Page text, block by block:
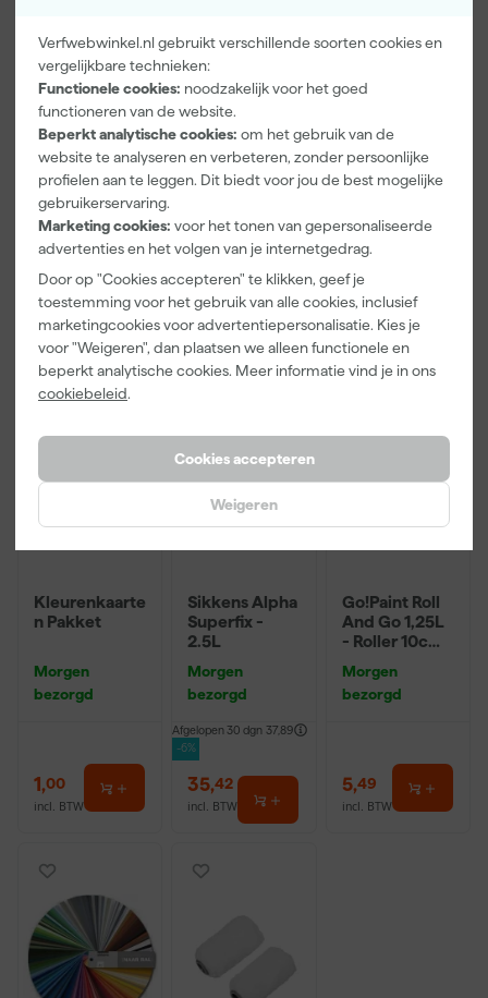
Verfwebwinkel.nl gebruikt verschillende soorten cookies en
vergelijkbare technieken:
Functionele cookies: noodzakelijk voor het goed
functioneren van de website.
Beperkt analytische cookies: om het gebruik van de
website te analyseren en verbeteren, zonder persoonlijke
profielen aan te leggen. Dit biedt voor jou de best mogelijke
gebruikerservaring.
Marketing cookies: voor het tonen van gepersonaliseerde
advertenties en het volgen van je internetgedrag.
Door op "Cookies accepteren" te klikken, geef je
toestemming voor het gebruik van alle cookies, inclusief
marketingcookies voor advertentiepersonalisatie. Kies je
voor "Weigeren", dan plaatsen we alleen functionele en
beperkt analytische cookies. Meer informatie vind je in ons
cookiebeleid.
Cookies accepteren
Weigeren
Kleurdekking Dekkend
Overschilderbaar na
Bekijk alle kenmerken
Documenten
Vaak gekocht met
Kleurenkaarte
n Pakket
Morgen
bezorgd
1 ,00
incl. BTW
Sikkens Alpha
Superfix -
2.5L
Morgen
bezorgd
Afgelopen 30 dgn 37,89
-6%
35,42
incl. BTW
Go!Paint Roll
And Go 1,25L
- Roller 10cm
Inzetbakken
Morgen
bezorgd
5,49
incl. BTW